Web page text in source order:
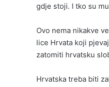
gdje stoji. I tko su
Ovo nema nikakve
lice Hrvata koji
zatomiti hrvatsku
Hrvatska treba biti